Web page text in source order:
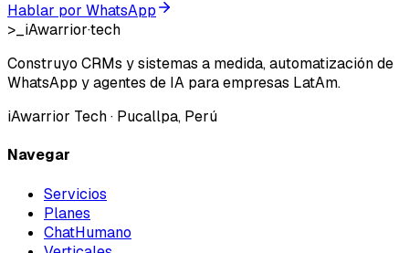
Hablar por WhatsApp
>_iAwarrior·tech
Construyo CRMs y sistemas a medida, automatización de
WhatsApp y agentes de IA para empresas LatAm.
iAwarrior Tech· Pucallpa, Perú
Navegar
Servicios
Planes
ChatHumano